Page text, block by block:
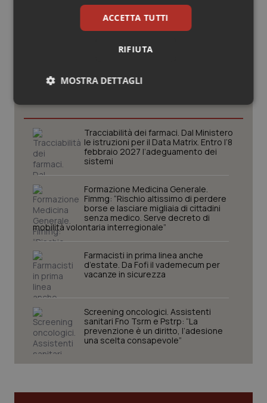
Potrebbe interessarti in
Tracciabilità dei farmaci. Dal Ministero
le istruzioni per il Data Matrix. Entro l’8
febbraio 2027 l’adeguamento dei
sistemi
Formazione Medicina Generale.
Fimmg: “Rischio altissimo di perdere
borse e lasciare migliaia di cittadini
senza medico. Serve decreto di
mobilità volontaria interregionale”
Farmacisti in prima linea anche
d’estate. Da Fofi il vademecum per
vacanze in sicurezza
Screening oncologici. Assistenti
sanitari Fno Tsrm e Pstrp: “La
prevenzione è un diritto, l’adesione
una scelta consapevole”
ACCETTA TUTTI
RIFIUTA
MOSTRA DETTAGLI
Necessari Statistici Marketing
Necessari Statistici Marketing
I cookie necessari contribuiscono a rendere fruibile il
sito web abilitandone funzionalità di base quali la
navigazione sulle pagine e l'accesso alle aree
protette del sito. Il sito web non è in grado di
Nome
Fornitore/Dominio